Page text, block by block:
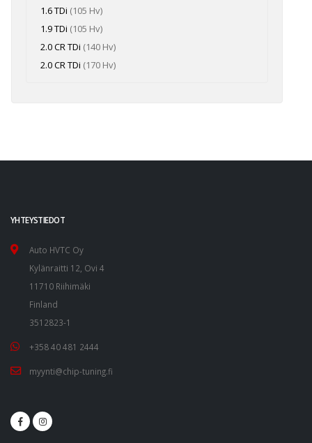
1.6 TDi (105 Hv)
1.9 TDi (105 Hv)
2.0 CR TDi (140 Hv)
2.0 CR TDi (170 Hv)
YHTEYSTIEDOT
Auto HVTC Oy
Kylänraitti 12, Ovi 4
11710 Riihimäki
Finland
3512823-1
+358 40 481 2444
myynti@chip-tuning.fi